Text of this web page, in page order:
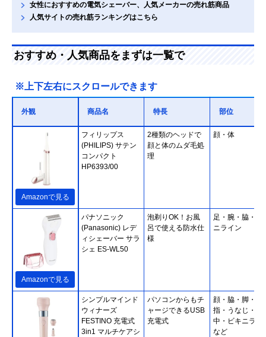
女性におすすめの電気シェーバー、人気メーカーの売れ筋商品
人気サイトの売れ筋ランキングはこちら
おすすめ・人気商品をまずは一覧で
※上下左右にスクロールできます
外観 商品名 特長 部位
Amazonで見る
フィリップス
(PHILIPS) サテン
コンパクト
HP6393/00
2種類のヘッドで
顔と体のムダ毛処
理
顔・体
Amazonで見る
パナソニック
(Panasonic) レデ
ィシェーバー サラ
シェ ES-WL50
泡剃りOK！お風
呂で使える防水仕
様
足・腕・脇・ビ
ニライン
シンプルマインド
ウィナーズ
FESTINO 充電式
3in1 マルチケアシ
パソコンからもチ
ャージできるUSB
充電式
顔・脇・脚・腕
指・うなじ・背
中・ビキニライ
など